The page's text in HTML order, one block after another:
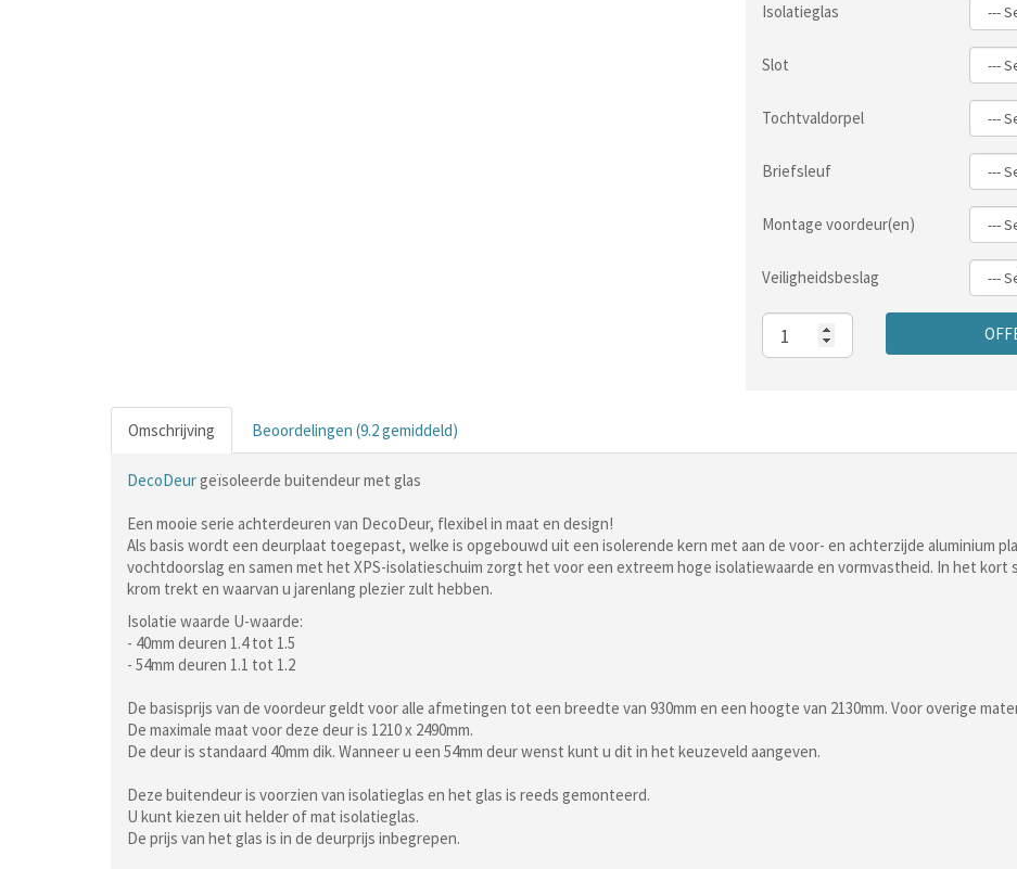
Isolatieglas
Slot
Tochtvaldorpel
Briefsleuf
Montage voordeur(en)
Veiligheidsbeslag
Aantal
Omschrijving Beoordelingen (9.2 gemiddeld)
DecoDeurgeïsoleerde buitendeur met glas
Een mooie serie achterdeuren van DecoDeur, flexibel in maat en design!
Als basis wordt een deurplaat toegepast, welke is opgebouwd uit een isolerende kern met aan de voor- en achterzijde aluminium
vochtdoorslag en samen met het XPS-isolatieschuim zorgt het voor een extreem hoge isolatiewaarde en vormvastheid. In het
krom trekt en waarvan u jarenlang plezier zult hebben.
Isolatie waarde U-waarde:
- 40mm deuren 1.4 tot 1.5
- 54mm deuren 1.1 tot 1.2
De basisprijs van de voordeur geldt voor alle afmetingen tot een breedte van 930mm en een hoogte van 2130mm. Voor overige
De maximale maat voor deze deur is 1210 x 2490mm.
De deur is standaard 40mm dik. Wanneer u een 54mm deur wenst kunt u dit in het keuzeveld aangeven.
Deze buitendeur is voorzien van isolatieglas en het glas is reeds gemonteerd.
U kunt kiezen uit helder of mat isolatieglas.
De prijs van het glas is in de deurprijs inbegrepen.